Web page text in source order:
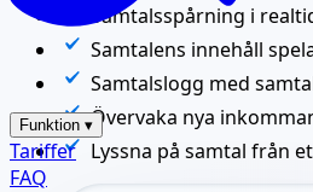
Funktion ▾
Tariffer
FAQ
Samtalsspårning i
Samtalens innehåll
Samtalslogg med
Övervaka nya
Lyssna på samtal från